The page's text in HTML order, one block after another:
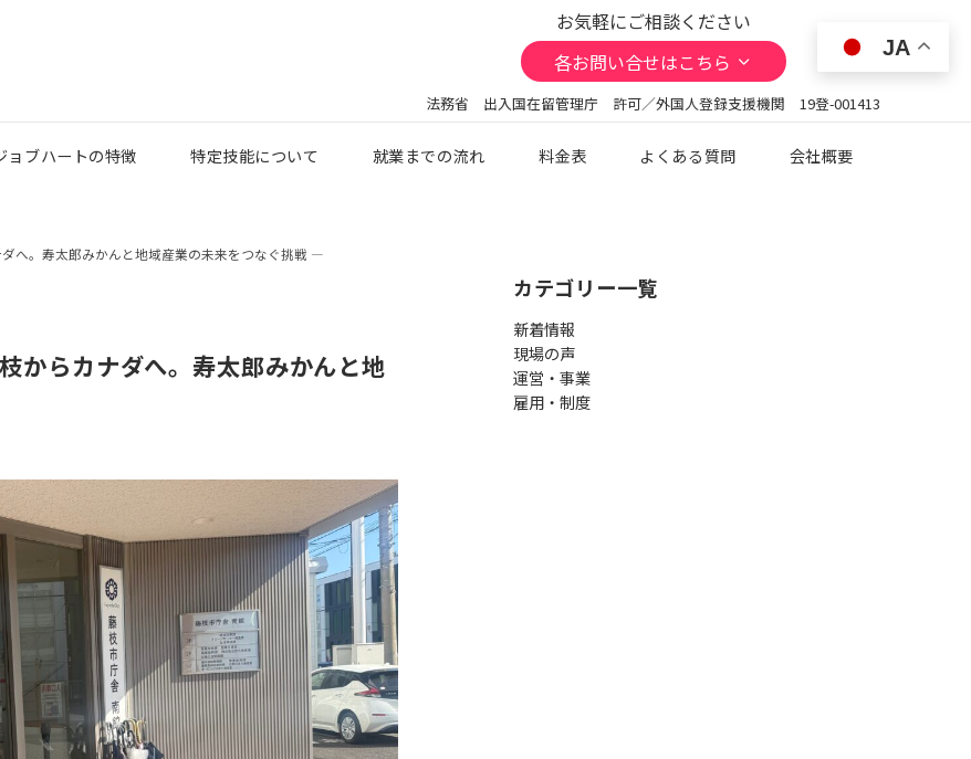
お気軽にご相談ください
各お問い合せはこちら
法務省 出入国在留管理庁 許可／外国人登録支援機関 19登-001413
ョブハートの特徴 特定技能について 就業までの流れ 料金表 よくある質問 会社概要
へ。寿太郎みかんと地域産業の未来をつなぐ挑戦 ―
からカナダへ。寿太郎みかんと地
カテゴリー一覧
新着情報
現場の声
運営・事業
雇用・制度
JA